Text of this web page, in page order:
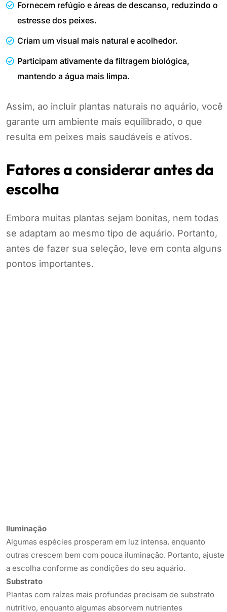
Fornecem refúgio e áreas de descanso, reduzindo o
estresse dos peixes.
Criam um visual mais natural e acolhedor.
Participam ativamente da filtragem biológica,
mantendo a água mais limpa.
Assim, ao incluir plantas naturais no aquário, você
garante um ambiente mais equilibrado, o que
resulta em peixes mais saudáveis e ativos.
Fatores a considerar antes da
escolha
Embora muitas plantas sejam bonitas, nem todas
se adaptam ao mesmo tipo de aquário. Portanto,
antes de fazer sua seleção, leve em conta alguns
pontos importantes.
Iluminação
Algumas espécies prosperam em luz intensa, enquanto
outras crescem bem com pouca iluminação. Portanto, ajuste
a escolha conforme as condições do seu aquário.
Substrato
Plantas com raízes mais profundas precisam de substrato
nutritivo, enquanto algumas absorvem nutrientes